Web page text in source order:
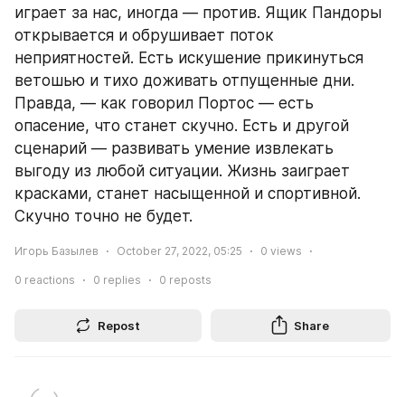
играет за нас, иногда — против. Ящик Пандоры
открывается и обрушивает поток
неприятностей. Есть искушение прикинуться
ветошью и тихо доживать отпущенные дни.
Правда, — как говорил Портос — есть
опасение, что станет скучно. Есть и другой
сценарий — развивать умение извлекать
выгоду из любой ситуации. Жизнь заиграет
красками, станет насыщенной и спортивной.
Скучно точно не будет.
Игорь Базылев October 27, 2022, 05:25 0 views
0 reactions 0 replies 0 reposts
Repost Share